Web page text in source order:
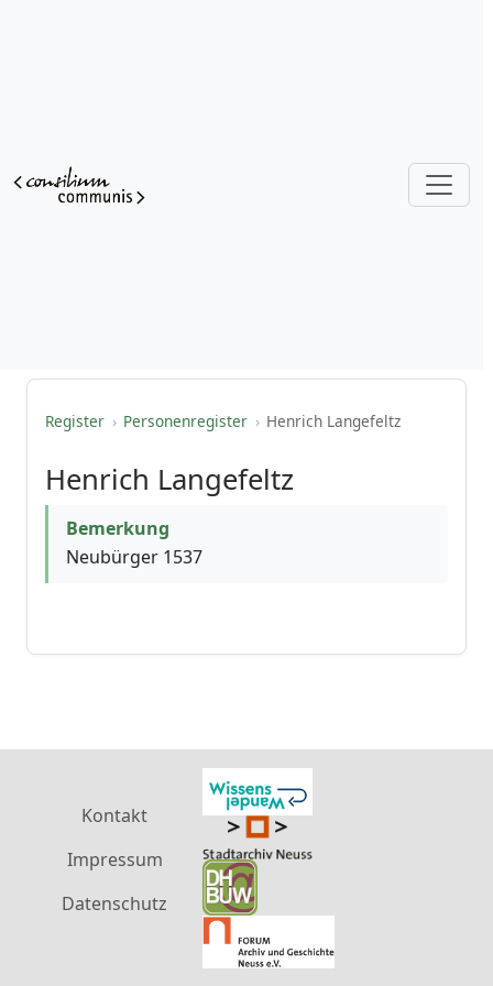
Register › Personenregister › Henrich Langefeltz
Henrich Langefeltz
Bemerkung
Neubürger 1537
Kontakt
Impressum
Datenschutz